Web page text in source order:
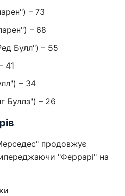
– 73
– 68
Булл") – 55
41
– 34
Буллз") – 26
продовжує
"Феррарі" на